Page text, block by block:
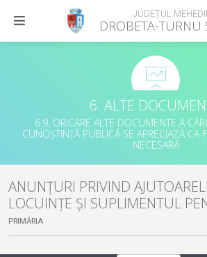
JUDEȚUL
DROBETA-TURNU
6. ALTE
6.9. ORICARE ALTE DOCUMENTE A
CUNOȘTINȚĂ PUBLICĂ SE APRECIAZĂ CA
NECESARĂ
ANUNȚURI PRIVIND
LOCUINȚE ȘI SUPLIMENTUL
PRIMĂRIA